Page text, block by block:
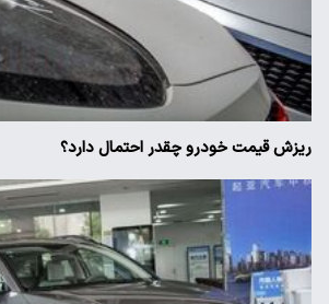
ریزش قیمت خودرو چقدر احتمال دارد؟